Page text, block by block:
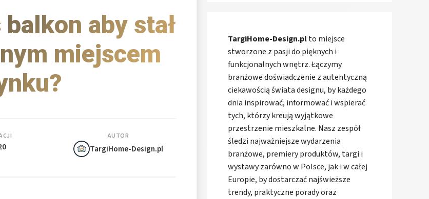
aby stał
miejscem
AUTOR
TargiHome-Design.pl
TargiHome-Design.plto miejsce
stworzone z pasji do pięknych i
funkcjonalnych wnętrz. Łączymy
branżowe doświadczenie z autentyczną
ciekawością świata designu, by każdego
dnia inspirować, informować i wspierać
tych, którzy kreują wyjątkowe
przestrzenie mieszkalne. Nasz zespół
śledzi najważniejsze wydarzenia
branżowe, premiery produktów, targi i
wystawy zarówno w Polsce, jak i w całej
Europie, by dostarczać najświeższe
trendy, praktyczne porady oraz